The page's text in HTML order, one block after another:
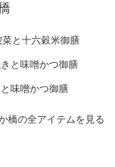
と十六穀米御膳
と味噌かつ御膳
味噌かつ御膳
橋の全アイテムを見る